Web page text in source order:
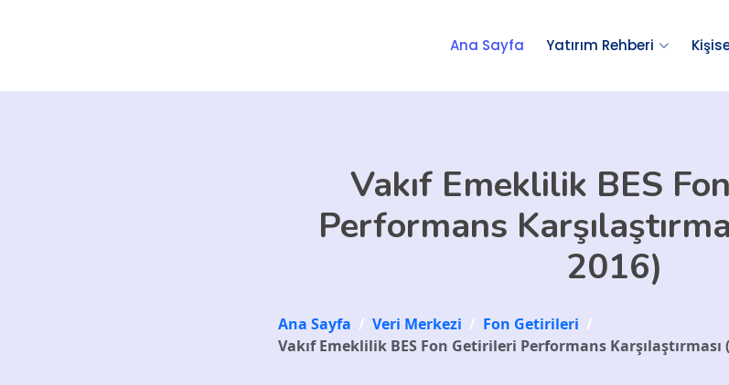
Ana Sayfa Yatırım Rehberi
Vakıf Emeklilik BES
Performans
2016)
Ana Sayfa / Veri Merkezi / Fon Getirileri /
Vakıf Emeklilik BES Fon Getirileri Performans Karşılaştırması